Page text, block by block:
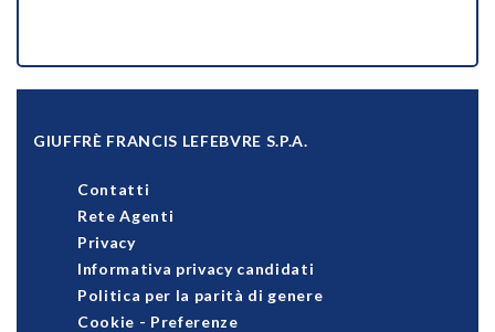
GIUFFRÈ FRANCIS LEFEBVRE S.P.A.
Contatti
Rete Agenti
Privacy
Informativa privacy candidati
Politica per la parità di genere
Cookie - Preferenze